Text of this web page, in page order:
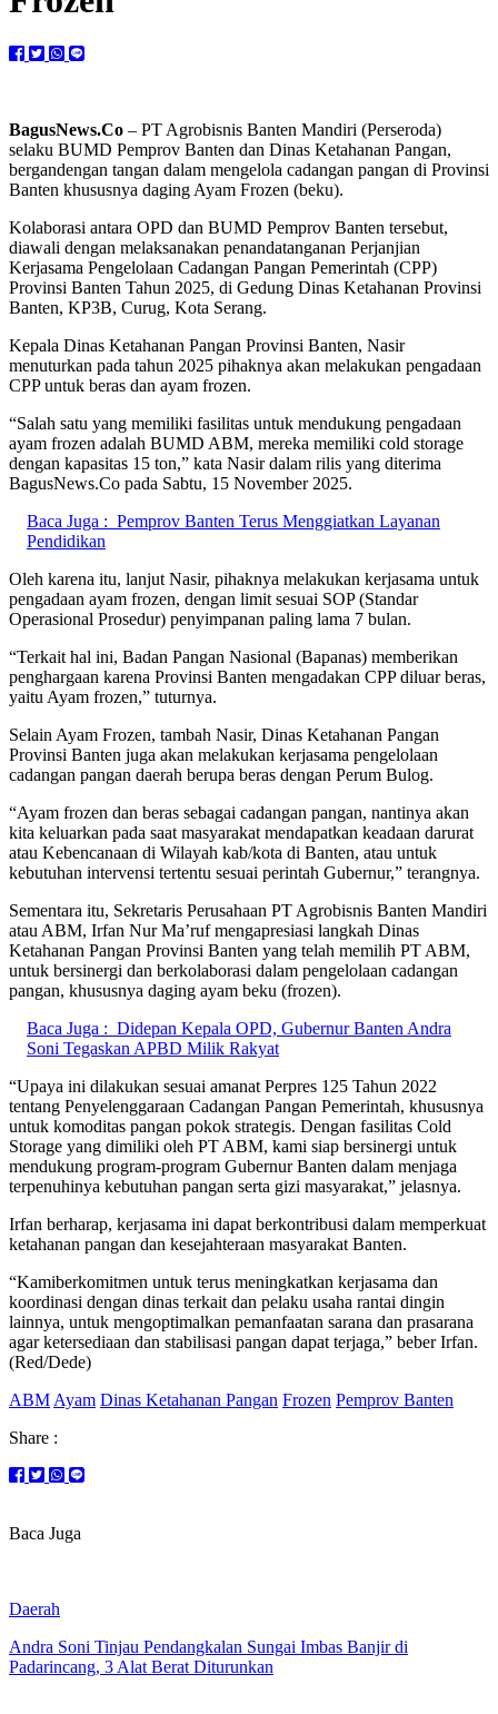
BagusNews.Co – PT Agrobisnis Banten Mandiri (Perseroda)
selaku BUMD Pemprov Banten dan Dinas Ketahanan Pangan,
bergandengan tangan dalam mengelola cadangan pangan di Provinsi
Banten khususnya daging Ayam Frozen (beku).
Kolaborasi antara OPD dan BUMD Pemprov Banten tersebut,
diawali dengan melaksanakan penandatanganan Perjanjian
Kerjasama Pengelolaan Cadangan Pangan Pemerintah (CPP)
Provinsi Banten Tahun 2025, di Gedung Dinas Ketahanan Provinsi
Banten, KP3B, Curug, Kota Serang.
Kepala Dinas Ketahanan Pangan Provinsi Banten, Nasir
menuturkan pada tahun 2025 pihaknya akan melakukan pengadaan
CPP untuk beras dan ayam frozen.
“Salah satu yang memiliki fasilitas untuk mendukung pengadaan
ayam frozen adalah BUMD ABM, mereka memiliki cold storage
dengan kapasitas 15 ton,” kata Nasir dalam rilis yang diterima
BagusNews.Co pada Sabtu, 15 November 2025.
Baca Juga : Pemprov Banten Terus Menggiatkan Layanan
Pendidikan
Oleh karena itu, lanjut Nasir, pihaknya melakukan kerjasama untuk
pengadaan ayam frozen, dengan limit sesuai SOP (Standar
Operasional Prosedur) penyimpanan paling lama 7 bulan.
“Terkait hal ini, Badan Pangan Nasional (Bapanas) memberikan
penghargaan karena Provinsi Banten mengadakan CPP diluar beras,
yaitu Ayam frozen,” tuturnya.
Selain Ayam Frozen, tambah Nasir, Dinas Ketahanan Pangan
Provinsi Banten juga akan melakukan kerjasama pengelolaan
cadangan pangan daerah berupa beras dengan Perum Bulog.
“Ayam frozen dan beras sebagai cadangan pangan, nantinya akan
kita keluarkan pada saat masyarakat mendapatkan keadaan darurat
atau Kebencanaan di Wilayah kab/kota di Banten, atau untuk
kebutuhan intervensi tertentu sesuai perintah Gubernur,” terangnya.
Sementara itu, Sekretaris Perusahaan PT Agrobisnis Banten Mandiri
atau ABM, Irfan Nur Ma’ruf mengapresiasi langkah Dinas
Ketahanan Pangan Provinsi Banten yang telah memilih PT ABM,
untuk bersinergi dan berkolaborasi dalam pengelolaan cadangan
pangan, khususnya daging ayam beku (frozen).
Baca Juga : Didepan Kepala OPD, Gubernur Banten Andra
Soni Tegaskan APBD Milik Rakyat
“Upaya ini dilakukan sesuai amanat Perpres 125 Tahun 2022
tentang Penyelenggaraan Cadangan Pangan Pemerintah, khususnya
untuk komoditas pangan pokok strategis. Dengan fasilitas Cold
Storage yang dimiliki oleh PT ABM, kami siap bersinergi untuk
mendukung program-program Gubernur Banten dalam menjaga
terpenuhinya kebutuhan pangan serta gizi masyarakat,” jelasnya.
Irfan berharap, kerjasama ini dapat berkontribusi dalam memperkuat
ketahanan pangan dan kesejahteraan masyarakat Banten.
“Kamiberkomitmen untuk terus meningkatkan kerjasama dan
koordinasi dengan dinas terkait dan pelaku usaha rantai dingin
lainnya, untuk mengoptimalkan pemanfaatan sarana dan prasarana
agar ketersediaan dan stabilisasi pangan dapat terjaga,” beber Irfan.
(Red/Dede)
ABM Ayam Dinas Ketahanan Pangan Frozen Pemprov Banten
Share :
Baca Juga
Daerah
Andra Soni Tinjau Pendangkalan Sungai Imbas Banjir di
Padarincang, 3 Alat Berat Diturunkan